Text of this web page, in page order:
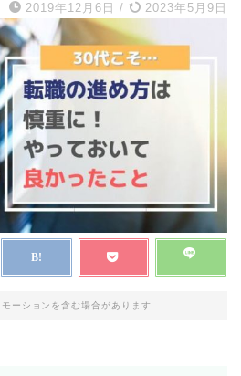
2019年12月6日 / 2023年5月9日
ーションを含む場合があります